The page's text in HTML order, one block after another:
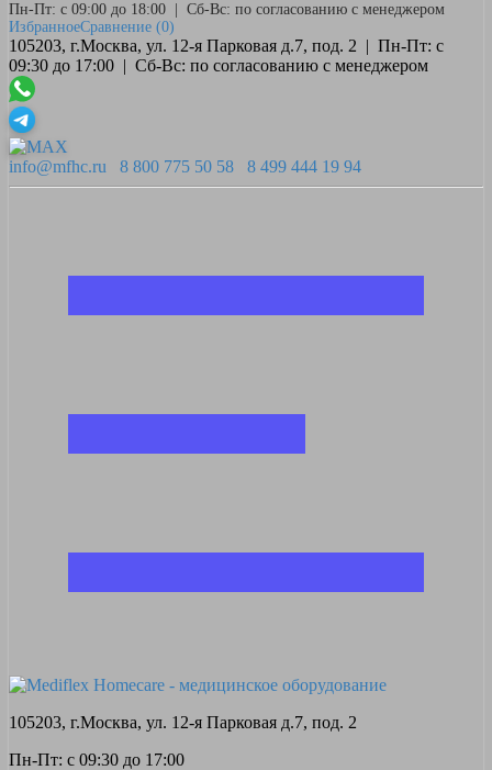
Пн-Пт: с 09:00 до 18:00 | Сб-Вс: по согласованию с менеджером
ИзбранноеСравнение (0)
105203, г.Москва, ул. 12-я Парковая д.7, под. 2 | Пн-Пт: с
09:30 до 17:00 | Сб-Вс: по согласованию с менеджером
info@mfhc.ru 8 800 775 50 58 8 499 444 19 94
105203, г.Москва, ул. 12-я Парковая д.7, под. 2
Пн-Пт: с 09:30 до 17:00